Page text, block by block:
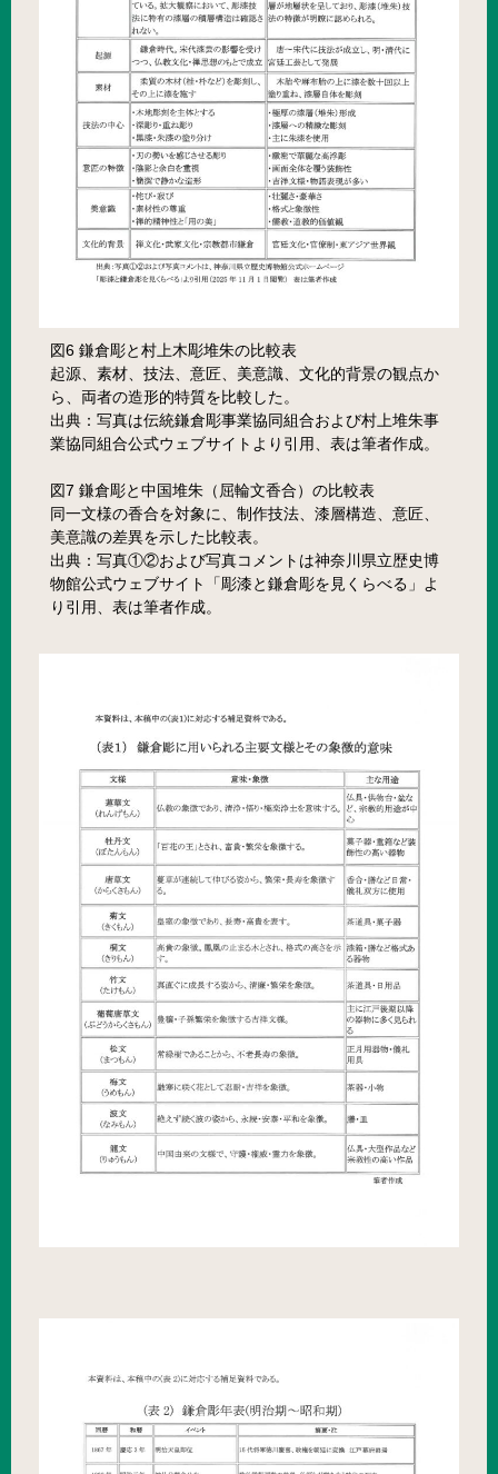
図6 鎌倉彫と村上木彫堆朱の比較表
起源、素材、技法、意匠、美意識、文化的背景の観点か
ら、両者の造形的特質を比較した。
出典：写真は伝統鎌倉彫事業協同組合および村上堆朱事
業協同組合公式ウェブサイトより引用、表は筆者作成。
図7 鎌倉彫と中国堆朱（屈輪文香合）の比較表
同一文様の香合を対象に、制作技法、漆層構造、意匠、
美意識の差異を示した比較表。
出典：写真①②および写真コメントは神奈川県立歴史博
物館公式ウェブサイト「彫漆と鎌倉彫を見くらべる」よ
り引用、表は筆者作成。